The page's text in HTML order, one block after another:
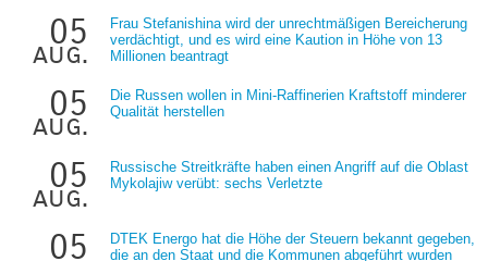
05
aug.
Frau Stefanishina wird der unrechtmäßigen Bereicherung
verdächtigt, und es wird eine Kaution in Höhe von 13
Millionen beantragt
05
aug.
Die Russen wollen in Mini-Raffinerien Kraftstoff minderer
Qualität herstellen
05
aug.
Russische Streitkräfte haben einen Angriff auf die Oblast
Mykolajiw verübt: sechs Verletzte
05
DTEK Energo hat die Höhe der Steuern bekannt gegeben,
die an den Staat und die Kommunen abgeführt wurden